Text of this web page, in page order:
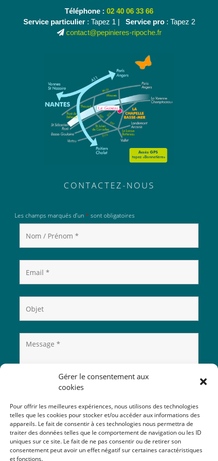
Gérer le consentement aux
cookies
Pour offrir les meilleures expériences, nous utilisons des technologies
telles que les cookies pour stocker et/ou accéder aux informations des
appareils. Le fait de consentir à ces technologies nous permettra de
traiter des données telles que le comportement de navigation ou les ID
uniques sur ce site. Le fait de ne pas consentir ou de retirer son
consentement peut avoir un effet négatif sur certaines caractéristiques
et fonctions.
Téléphone : 02 40 06 33 66
Service particulier: Tapez 1 | Service pro: Tapez 2
contact@pepinieres-ripoche.fr
CONTACTEZ-NOUS
Les champs marqués d’un * sont obligatoires